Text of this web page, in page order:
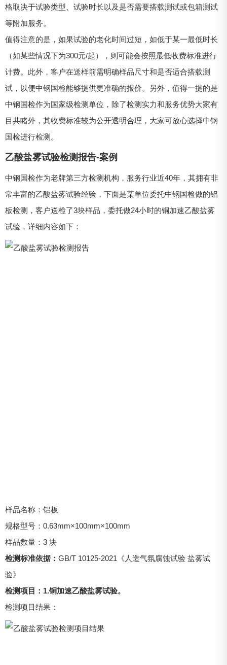
格取决于试验类型、试验时长以及是否需要搭载测试或包箱测试
等附加服务。
值得注意的是，如果试验的老化时间过短，如低于某一最低时长
（如某些情况下为300元/起），则可能会按照最低收费标准进行
计费。此外，客户在送样前需明确样品尺寸和是否适合搭载测
试，以便中钢国检能够提供更准确的报价。另外，值得一提的是
中钢国检作为国家级检测单位，除了检测实力和服务优势大家有
目共睹外，其收费标准较为公开透明合理，大家可放心选择中钢
国检进行检测。
乙酸盐雾试验检测报告-案例
中钢国检作为老牌第三方检测机构，服务行业近40年，其拥有非
常丰富的乙酸盐雾试验经验，下面是某单位委托中钢国检做的铝
板检测，客户送检了3块样品，委托做24小时的铜加速乙酸盐雾
试验，详细内容如下：
样品名称：铝板
规格型号：0.63mm×100mm×100mm
样品数量：3 块
检测标准依据： GB/T 10125-2021《人造气氛腐蚀试验 盐雾试
验》
检测项目：1.铜加速乙酸盐雾试验。
检测项目结果：